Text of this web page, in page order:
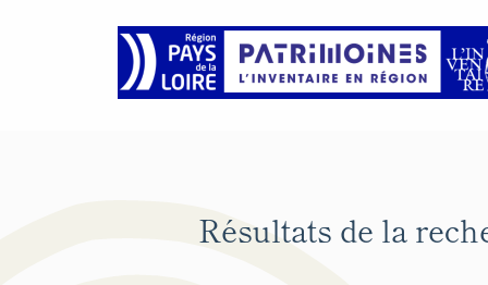
Résultats de la